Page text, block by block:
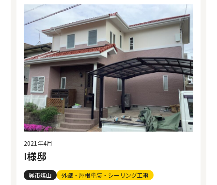
2021年4月
I様邸
呉市焼山 外壁・屋根塗装・シーリング工事